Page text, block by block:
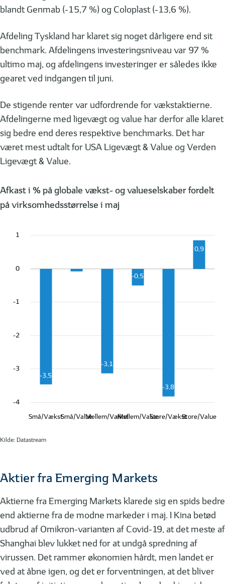
blandt Genmab (-15,7 %) og Coloplast (-13,6 %).
Afdeling Tyskland har klaret sig noget dårligere end sit
benchmark. Afdelingens investeringsniveau var 97 %
ultimo maj, og afdelingens investeringer er således ikke
gearet ved indgangen til juni.
De stigende renter var udfordrende for vækstaktierne.
Afdelingerne med ligevægt og value har derfor alle klaret
sig bedre end deres respektive benchmarks. Det har
været mest udtalt for USA Ligevægt & Value og Verden
Ligevægt & Value.
Afkast i % på globale vækst- og valueselskaber fordelt
på virksomhedsstørrelse i maj
-3,5
-3,1
-0,5
-3,8
0,9
Små/VækstSmå/ValueMellem/VækstMellem/ValueStore/VækstStore/Value
-4
-3
-2
-1
0
1
Kilde: Datastream
Aktier fra Emerging Markets
Aktierne fra Emerging Markets klarede sig en spids bedre
end aktierne fra de modne markeder i maj. I Kina betød
udbrud af Omikron-varianten af Covid-19, at det meste af
Shanghai blev lukket ned for at undgå spredning af
virussen. Det rammer økonomien hårdt, men landet er
ved at åbne igen, og det er forventningen, at det bliver